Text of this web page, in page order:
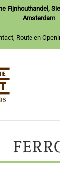
Fijnhouthandel,
Amsterdam
Route en